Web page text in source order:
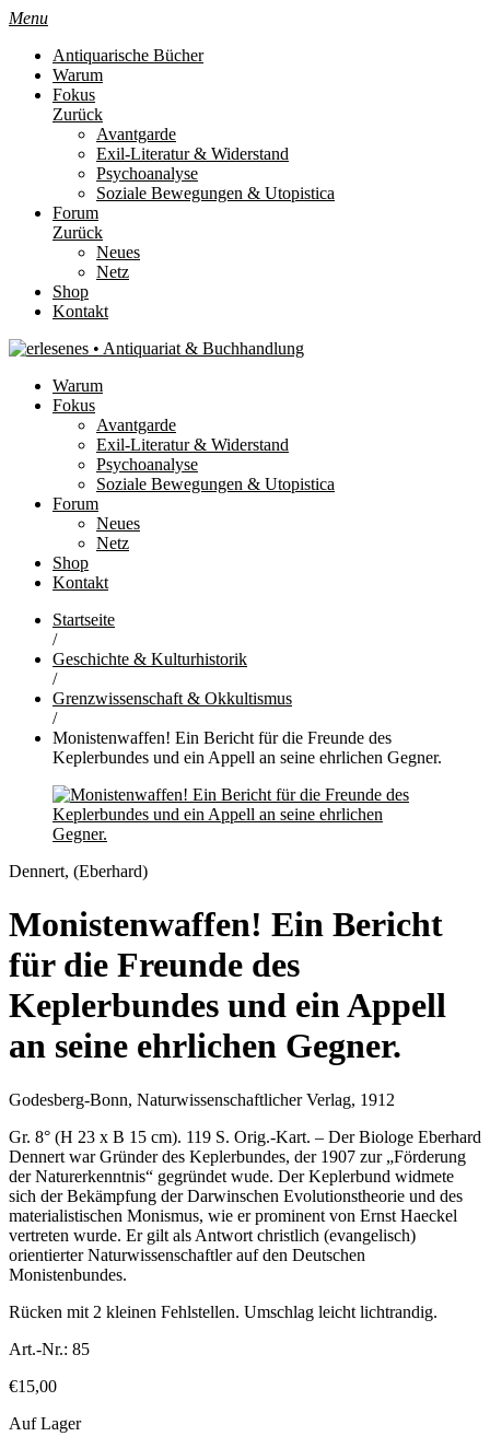
Menu
Antiquarische Bücher
Warum
Fokus
Zurück
Avantgarde
Exil-Literatur & Widerstand
Psychoanalyse
Soziale Bewegungen & Utopistica
Forum
Zurück
Neues
Netz
Shop
Kontakt
Warum
Fokus
Avantgarde
Exil-Literatur & Widerstand
Psychoanalyse
Soziale Bewegungen & Utopistica
Forum
Neues
Netz
Shop
Kontakt
Startseite
/
Geschichte & Kulturhistorik
/
Grenzwissenschaft & Okkultismus
/
Monistenwaffen! Ein Bericht für die Freunde des
Keplerbundes und ein Appell an seine ehrlichen Gegner.
Dennert, (Eberhard)
Monistenwaffen! Ein Bericht
für die Freunde des
Keplerbundes und ein Appell
an seine ehrlichen Gegner.
Godesberg-Bonn, Naturwissenschaftlicher Verlag, 1912
Gr. 8° (H 23 x B 15 cm). 119 S. Orig.-Kart. – Der Biologe Eberhard
Dennert war Gründer des Keplerbundes, der 1907 zur „Förderung
der Naturerkenntnis“ gegründet wude. Der Keplerbund widmete
sich der Bekämpfung der Darwinschen Evolutionstheorie und des
materialistischen Monismus, wie er prominent von Ernst Haeckel
vertreten wurde. Er gilt als Antwort christlich (evangelisch)
orientierter Naturwissenschaftler auf den Deutschen
Monistenbundes.
Rücken mit 2 kleinen Fehlstellen. Umschlag leicht lichtrandig.
Art.-Nr.: 85
€15,00
Auf Lager